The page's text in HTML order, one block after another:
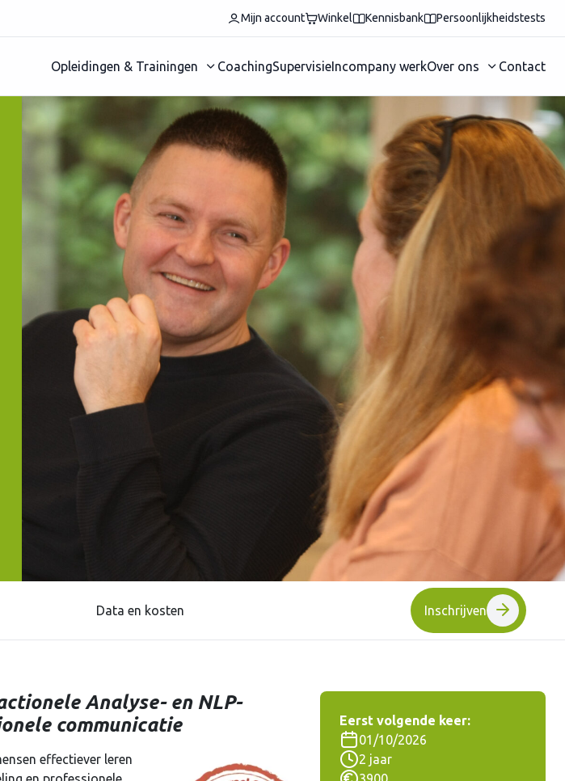
Mijn account Winkel Kennisbank Persoonlijkheidstests
Opleidingen & Trainingen CoachingSupervisieIncompany werkOver ons Contact
Data en kosten Inschrijven
Analyse- en NLP-
communicatie
effectiever leren
Eerst volgende keer:
01/10/2026
2 jaar